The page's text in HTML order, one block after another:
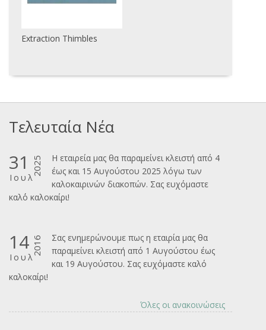
Extraction Thimbles
Τελευταία Νέα
31
Ιουλ
2025
Η εταιρεία μας θα παραμείνει κλειστή από 4
έως και 15 Αυγούστου 2025 λόγω των
καλοκαιρινών διακοπών. Σας ευχόμαστε
καλ΄΄ο καλοκαίρι!
14
Ιουλ
2016
Σας ενημερώνουμε πως η εταιρία μας θα
παραμείνει κλειστή από 1 Αυγούστου έως
και 19 Αυγούστου. Σας ευχόμαστε καλό
καλοκαίρι!
Όλες οι ανακοινώσεις